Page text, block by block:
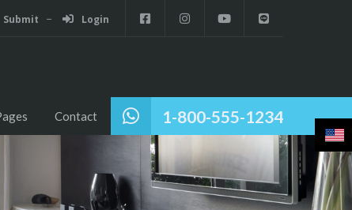
Submit Login
1-800-555-1234
Contact